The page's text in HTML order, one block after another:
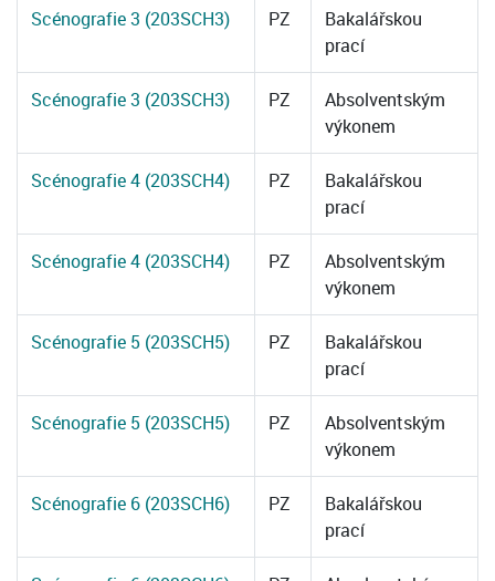
Scénografie 3 (203SCH3) PZ
Bakalářskou
prací
Scénografie 3 (203SCH3) PZ
Absolventským
výkonem
Scénografie 4 (203SCH4) PZ
Bakalářskou
prací
Scénografie 4 (203SCH4) PZ
Absolventským
výkonem
Scénografie 5 (203SCH5) PZ
Bakalářskou
prací
Scénografie 5 (203SCH5) PZ
Absolventským
výkonem
Scénografie 6 (203SCH6) PZ
Bakalářskou
prací